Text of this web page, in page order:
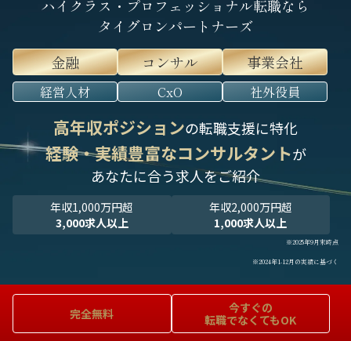
ハイクラス・プロフェッショナル転職なら
タイグロンパートナーズ
金融
コンサル 事業会社
経営人材 CxO 社外役員
高年収ポジションの転職支援に特化
経験・実績豊富なコンサルタントが
あなたに合う求人をご紹介
年収1,000万円超
3,000求人以上
年収2,000万円超
1,000求人以上
※2025年9月末時点
※2024年1-12月の実績に基づく
完全無料
今すぐの
転職でなくてもOK